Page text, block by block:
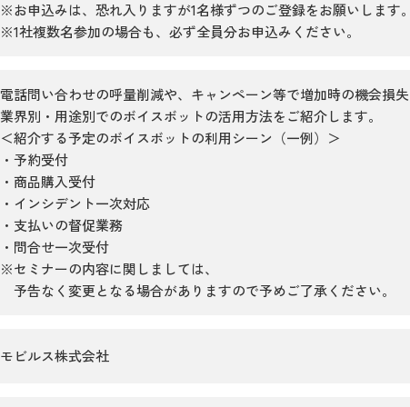
※お申込みは、恐れ入りますが1名様ずつのご登録をお願いします。
※1社複数名参加の場合も、必ず全員分お申込みください。
電話問い合わせの呼量削減や、キャンペーン等で増加時の機会損失
業界別・用途別でのボイスボットの活用方法をご紹介します。
＜紹介する予定のボイスボットの利用シーン（一例）＞
・予約受付
・商品購入受付
・インシデント一次対応
・支払いの督促業務
・問合せ一次受付
※セミナーの内容に関しましては、
予告なく変更となる場合がありますので予めご了承ください。
モビルス株式会社